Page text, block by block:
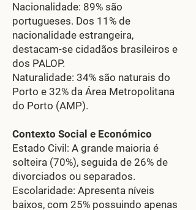
Nacionalidade: 89% são
portugueses. Dos 11% de
nacionalidade estrangeira,
destacam-se cidadãos brasileiros e
dos PALOP.
Naturalidade: 34% são naturais do
Porto e 32% da Área Metropolitana
do Porto (AMP).
Contexto Social e Económico
Estado Civil: A grande maioria é
solteira (70%), seguida de 26% de
divorciados ou separados.
Escolaridade: Apresenta níveis
baixos, com 25% possuindo apenas